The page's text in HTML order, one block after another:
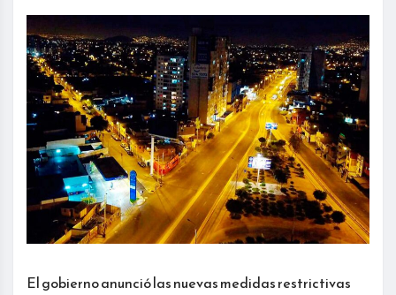
El gobierno anunció las nuevas medidas restrictivas